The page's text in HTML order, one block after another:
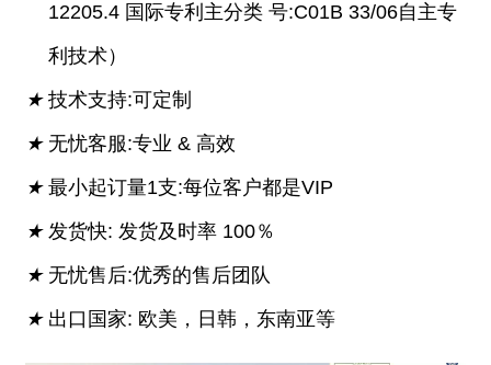
12205.4 国际专利主分类 号:C01B 33/06自主专
利技术）
★ 技术支持:可定制
★ 无忧客服:专业 & 高效
★ 最小起订量1支:每位客户都是VIP
★ 发货快: 发货及时率 100％
★ 无忧售后:优秀的售后团队
★ 出口国家: 欧美，日韩，东南亚等